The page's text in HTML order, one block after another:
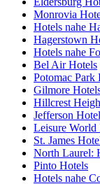
Monrovia
Hotels nahe
Hagerstown
Hotels nahe
Bel Air Hotels
Potomac Park
Gilmore
Hillcrest
Jefferson
Leisure World
St. James
North Laurel:
Pinto Hotels
Hotels nahe